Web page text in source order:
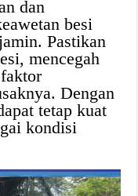
dan
besi
Pastikan
mencegah
Dengan
tetap kuat
kondisi